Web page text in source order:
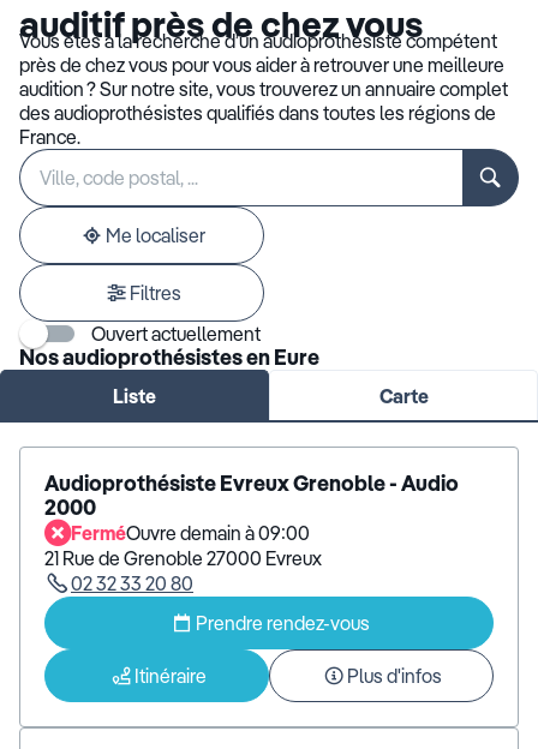
auditif près de chez vous
Vous êtes à la recherche d’un audioprothésiste compétent
près de chez vous pour vous aider à retrouver une meilleure
audition ? Sur notre site, vous trouverez un annuaire complet
des audioprothésistes qualifiés dans toutes les régions de
France.
Rechercher
établissement
Veuillez
renseigner
une
adresse
Me localiser
Filtres
Ouvert actuellement
Nos audioprothésistes en Eure
Liste Carte
Audioprothésiste Evreux Grenoble - Audio
2000
FerméOuvre demain à 09:00
21 Rue de Grenoble 27000 Evreux
02 32 33 20 80
Prendre rendez-vous
Itinéraire Plus d'infos